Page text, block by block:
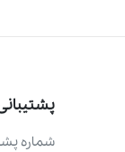
شماره